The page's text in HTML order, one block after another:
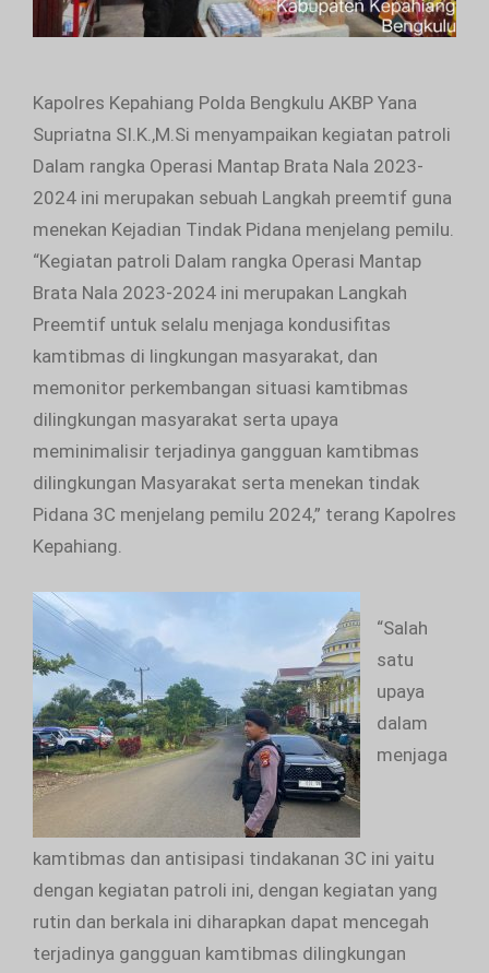
Kapolres Kepahiang Polda Bengkulu AKBP Yana
Supriatna SI.K.,M.Si menyampaikan kegiatan patroli
Dalam rangka Operasi Mantap Brata Nala 2023-
2024 ini merupakan sebuah Langkah preemtif guna
menekan Kejadian Tindak Pidana menjelang pemilu.
“Kegiatan patroli Dalam rangka Operasi Mantap
Brata Nala 2023-2024 ini merupakan Langkah
Preemtif untuk selalu menjaga kondusifitas
kamtibmas di lingkungan masyarakat, dan
memonitor perkembangan situasi kamtibmas
dilingkungan masyarakat serta upaya
meminimalisir terjadinya gangguan kamtibmas
dilingkungan Masyarakat serta menekan tindak
Pidana 3C menjelang pemilu 2024,” terang Kapolres
Kepahiang.
“Salah
satu
upaya
dalam
menjaga
kamtibmas dan antisipasi tindakanan 3C ini yaitu
dengan kegiatan patroli ini, dengan kegiatan yang
rutin dan berkala ini diharapkan dapat mencegah
terjadinya gangguan kamtibmas dilingkungan